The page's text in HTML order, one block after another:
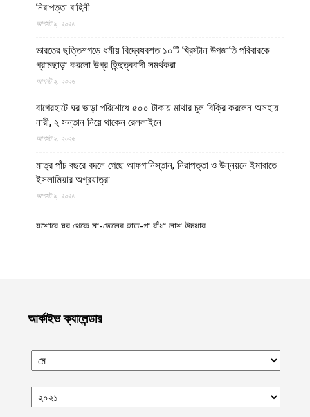
নিরাপত্তা বাহিনী
আগস্ট ৯, ২০২৬
ভারতের ছত্তিশগড়ে ধর্মীয় বিদ্বেষবশত ১০টি খ্রিস্টান উপজাতি পরিবারকে
গ্রামছাড়া করলো উগ্র হিন্দুত্ববাদী সমর্থকরা
আগস্ট ৯, ২০২৬
বাগেরহাটে ঘর ভাড়া পরিশোধে ৫০০ টাকায় মাথার চুল বিক্রি করলেন অসহায়
নারী, ২ সন্তান নিয়ে থাকেন রেললাইনে
আগস্ট ৯, ২০২৬
মাত্র পাঁচ বছরে বদলে গেছে আফগানিস্তান, নিরাপত্তা ও উন্নয়নে ইমারাতে
ইসলামিয়ার অগ্রযাত্রা
আগস্ট ৯, ২০২৬
যশোরে ঘর থেকে মা-ছেলের হাত-পা বাঁধা লাশ উদ্ধার
গাজায় বর্বর ইসরায়েলি হামলায় ধ্বংসপ্রাপ্ত ভবন থেকে ১৯ লাশ উদ্ধার,
আগস্ট ৯, ২০২৬
নাফ নদী থেকে ৩ বাংলাদেশি জেলেকে ধরে নিয়ে গেছে সন্ত্রাসী আরাকান আর্মি
আগস্ট ৯, ২০২৬
আর্কাইভ ক্যালেন্ডার